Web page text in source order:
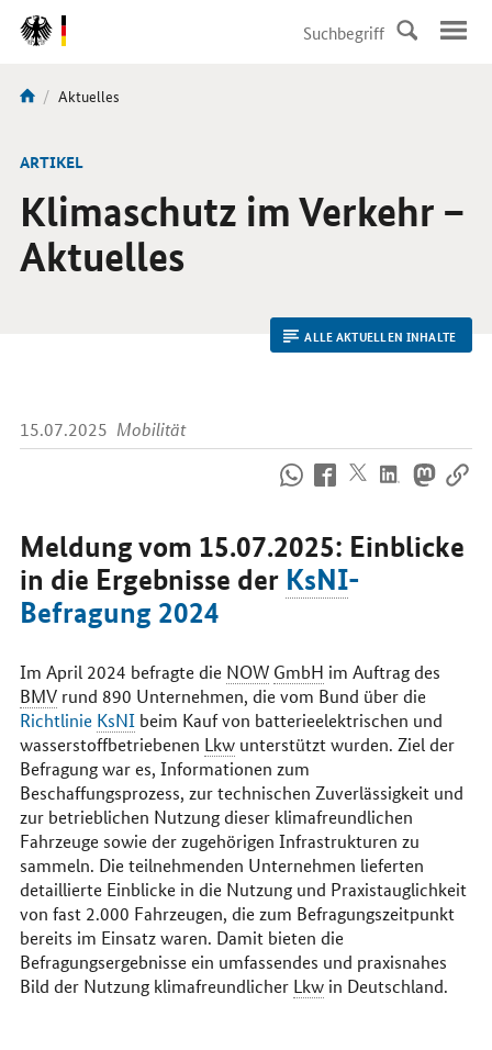
DirektZu:
Navigation
Sie
hier:
Aktuelle
Aktuelles
ARTIKEL
Klimaschutz im Verkehr –
Aktuelles
ALLE AKTUELLEN INHALTE
15.07.2025 Mobilität
uns
im
Internet
Meldung vom 15.07.2025: Einblicke
in die Ergebnisse der KsNI-
Befragung 2024
Im April 2024 befragte die NOW GmbH im Auftrag des
BMVrund 890 Unternehmen, die vom Bund über die
Richtlinie KsNIbeim Kauf von batterieelektrischen und
wasserstoffbetriebenen Lkwunterstützt wurden. Ziel der
Befragung war es, Informationen zum
Beschaffungsprozess, zur technischen Zuverlässigkeit und
zur betrieblichen Nutzung dieser klimafreundlichen
Fahrzeuge sowie der zugehörigen Infrastrukturen zu
sammeln. Die teilnehmenden Unternehmen lieferten
detaillierte Einblicke in die Nutzung und Praxistauglichkeit
von fast 2.000 Fahrzeugen, die zum Befragungszeitpunkt
bereits im Einsatz waren. Damit bieten die
Befragungsergebnisse ein umfassendes und praxisnahes
Bild der Nutzung klimafreundlicher Lkwin Deutschland.